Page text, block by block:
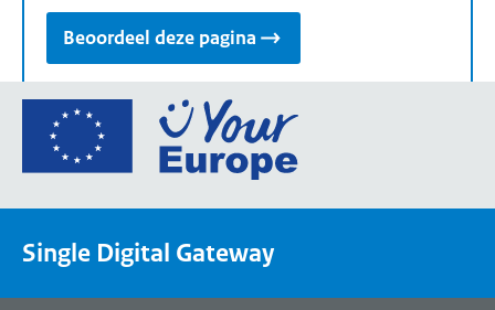
Beoordeel deze pagina
Ga
de
een
Single Digital Gateway